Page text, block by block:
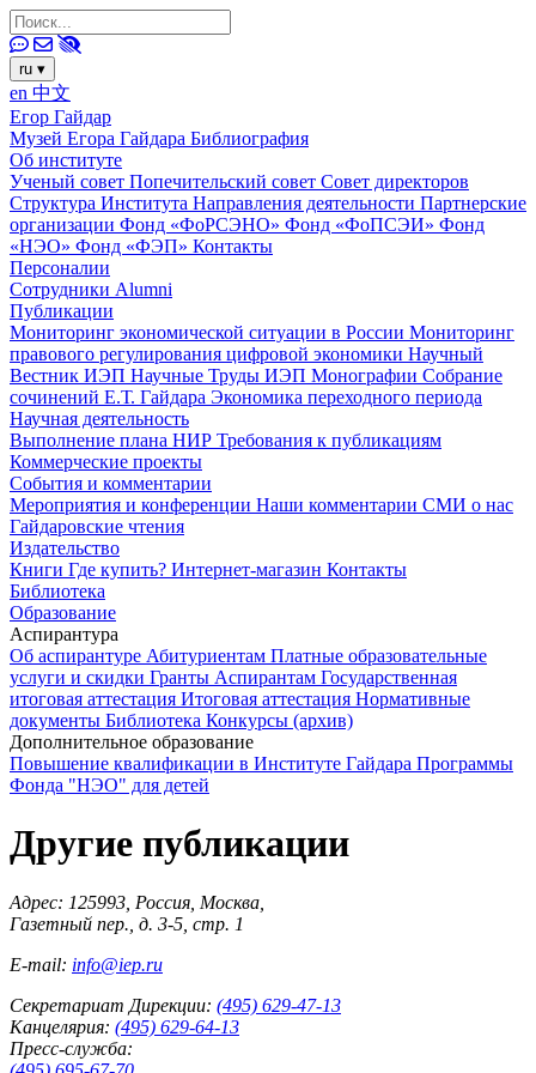
ru ▾
en 中文
Егор Гайдар
Музей Егора Гайдара Библиография
Об институте
Ученый совет Попечительский совет Совет директоров
Структура Института Направления деятельности Партнерские
организации Фонд «ФоРСЭНО» Фонд «ФоПСЭИ» Фонд
«НЭО» Фонд «ФЭП» Контакты
Персоналии
Сотрудники Alumni
Публикации
Мониторинг экономической ситуации в России Мониторинг
правового регулирования цифровой экономики Научный
Вестник ИЭП Научные Труды ИЭП Монографии Собрание
сочинений Е.Т. Гайдара Экономика переходного периода
Научная деятельность
Выполнение плана НИР Требования к публикациям
Коммерческие проекты
События и комментарии
Мероприятия и конференции Наши комментарии СМИ о нас
Гайдаровские чтения
Издательство
Книги Где купить? Интернет-магазин Контакты
Библиотека
Образование
Аспирантура
Об аспирантуре Абитуриентам Платные образовательные
услуги и скидки Гранты Аспирантам Государственная
итоговая аттестация Итоговая аттестация Нормативные
документы Библиотека Конкурсы (архив)
Дополнительное образование
Повышение квалификации в Институте Гайдара Программы
Фонда "НЭО" для детей
Другие публикации
Адрес: 125993, Россия, Москва,
Газетный пер., д. 3-5, стр. 1
E-mail: info@iep.ru
Секретариат Дирекции: (495) 629-47-13
Канцелярия: (495) 629-64-13
Пресс-служба: